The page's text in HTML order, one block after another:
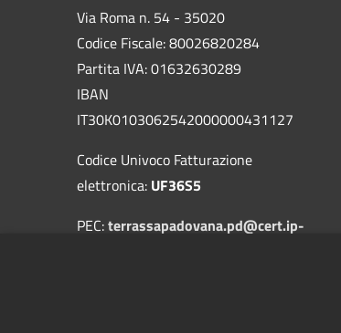
Via Roma n. 54 - 35020
Codice Fiscale: 80026820284
Partita IVA: 01632630289
IBAN
IT30K0103062542000000431127
Codice Univoco Fatturazione
elettronica: UF36S5
PEC:terrassapadovana.pd@cert.ip-